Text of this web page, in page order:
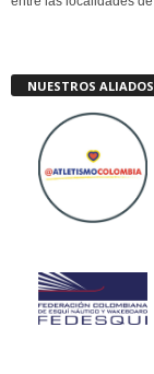
NUESTROS ALIADOS